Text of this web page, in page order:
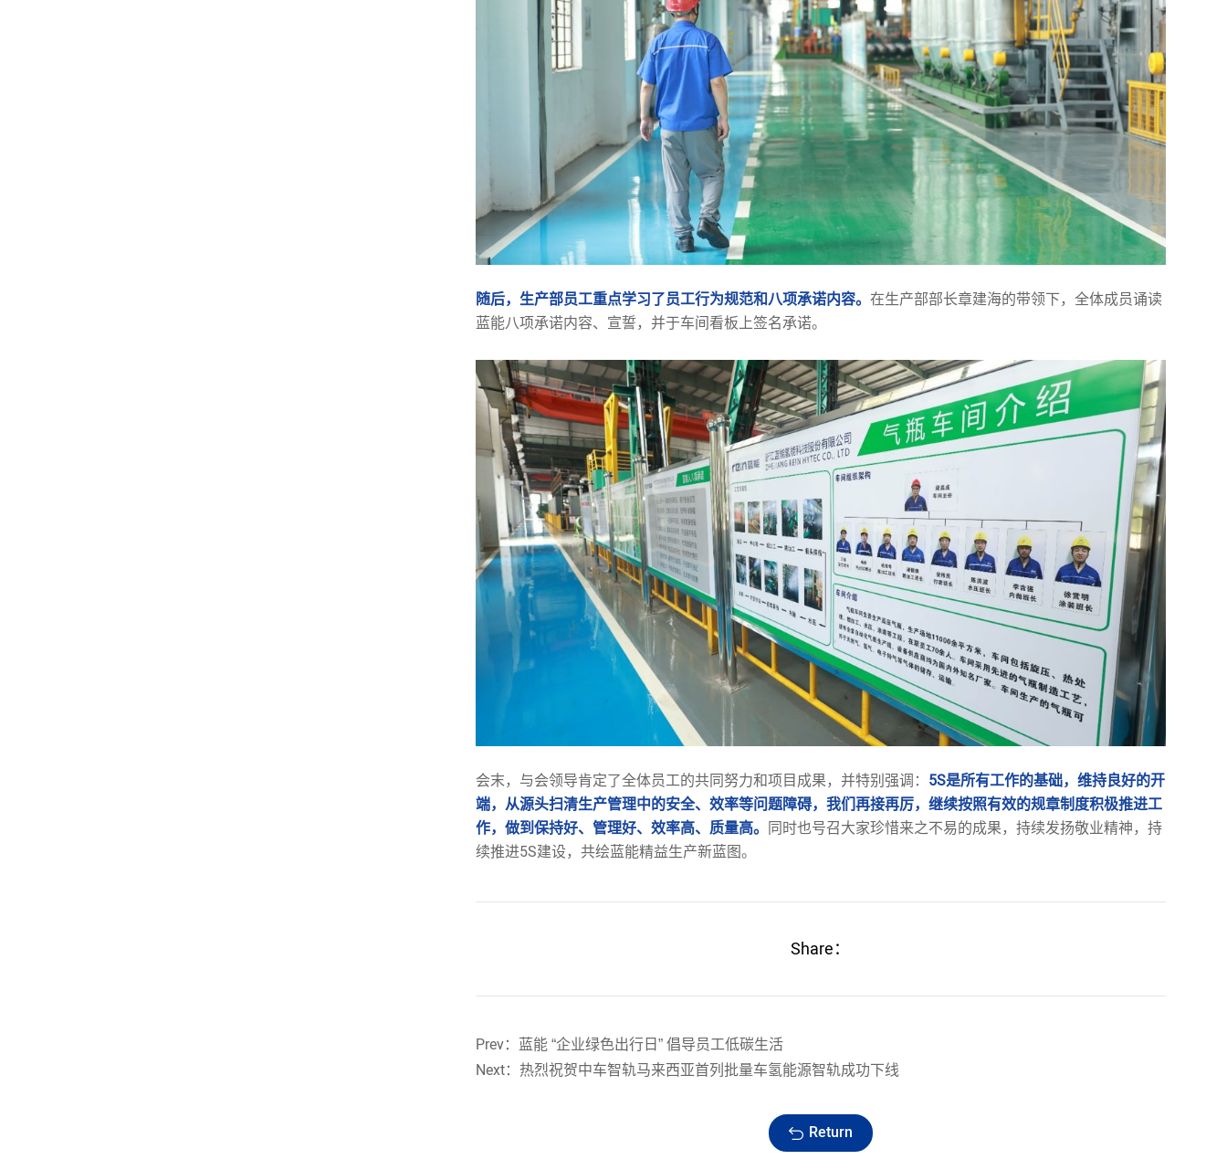
随后，生产部员工重点学习了员工行为规范和八项承诺内容。 在生产部部长章建海的带领下，全体成员诵读
蓝能八项承诺内容、宣誓，并于车间看板上签名承诺。
会末，与会领导肯定了全体员工的共同努力和项目成果，并特别强调： 5S是所有工作的基础，维持良好的开
端，从源头扫清生产管理中的安全、效率等问题障碍，我们再接再厉，继续按照有效的规章制度积极推进工
作，做到保持好、管理好、效率高、质量高。 同时也号召大家珍惜来之不易的成果，持续发扬敬业精神，持
续推进5S建设，共绘蓝能精益生产新蓝图。
Share：
Prev：蓝能 “企业绿色出行日” 倡导员工低碳生活
Next：热烈祝贺中车智轨马来西亚首列批量车氢能源智轨成功下线
Return